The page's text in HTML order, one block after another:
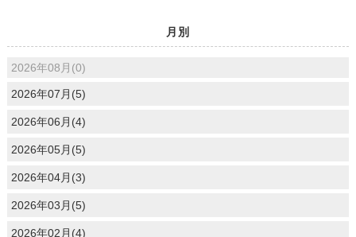
月別
2026年08月(0)
2026年07月(5)
2026年06月(4)
2026年05月(5)
2026年04月(3)
2026年03月(5)
2026年02月(4)